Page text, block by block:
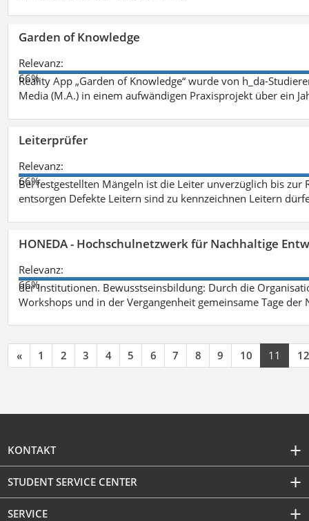
Garden of Knowledge
Relevanz:
66%
Reality App „Garden of Knowledge“ wurde von h_da-
Media (M.A.) in einem aufwändigen Praxisprojekt über ein
Leiterprüfer
Relevanz:
66%
Bei festgestellten Mängeln ist die Leiter unverzüglich bis zur
entsorgen Defekte Leitern sind zu kennzeichnen Leitern
HONEDA - Hochschulnetzwerk für Nachhaltige
Relevanz:
66%
der Institutionen. Bewusstseinsbildung: Durch die
Workshops und in der Vergangenheit gemeinsame Tage
« 1 2 3 4 5 6 7 8 9 10 11 12
KONTAKT
STUDENT SERVICE CENTER
SERVICE